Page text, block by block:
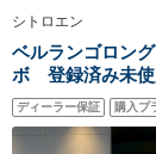
シトロエン
ベルランゴロン
ボ 登録済み未
ターボ LEDヘ
イ・アンドロイ
ロール オートマ
ディーラー保証 購入プ